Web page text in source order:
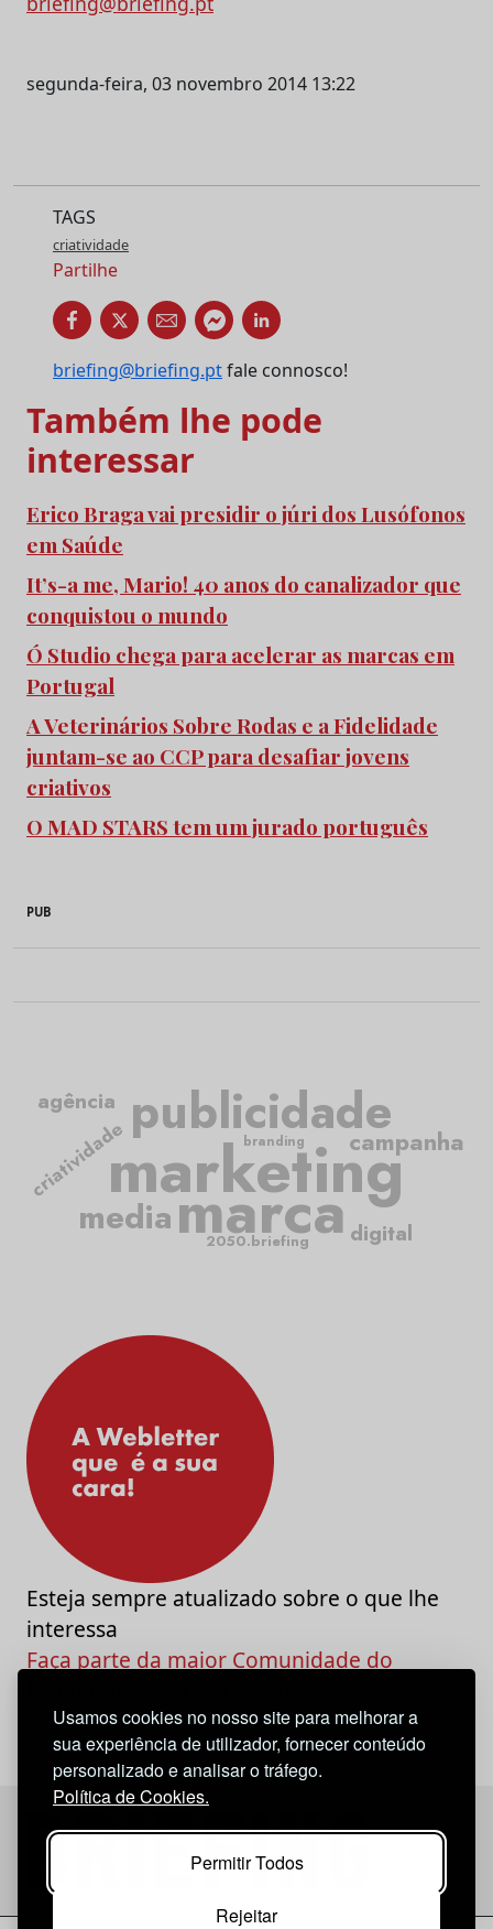
Usamos cookies no nosso site para melhorar a
sua experiência de utilizador, fornecer conteúdo
personalizado e analisar o tráfego.
Política de Cookies.
Permitir Todos
Rejeitar
segunda-feira, 03 novembro 2014 13:22
TAGS
criatividade
Partilhe
briefing@briefing.ptfale connosco!
Também lhe pode
interessar
Erico Braga vai presidir o júri dos Lusófonos
em Saúde
It’s-a me, Mario! 40 anos do canalizador que
conquistou o mundo
Ó Studio chega para acelerar as marcas em
Portugal
A Veterinários Sobre Rodas e a Fidelidade
juntam-se ao CCP para desafiar jovens
criativos
O MAD STARS tem um jurado português
PUB
marketing
publicidade
marca
criatividade campanha
media
agência
digital
2050.briefing
branding
Esteja sempre atualizado sobre o que lhe
interessa
Faça parte da maior Comunidade do